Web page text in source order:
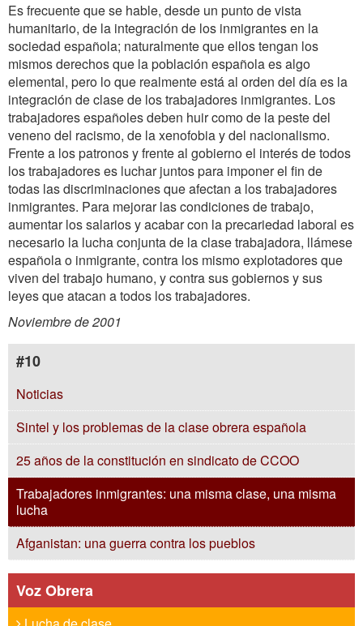
Es frecuente que se hable, desde un punto de vista
humanitario, de la integración de los inmigrantes en la
sociedad española; naturalmente que ellos tengan los
mismos derechos que la población española es algo
elemental, pero lo que realmente está al orden del día es la
integración de clase de los trabajadores inmigrantes. Los
trabajadores españoles deben huir como de la peste del
veneno del racismo, de la xenofobia y del nacionalismo.
Frente a los patronos y frente al gobierno el interés de todos
los trabajadores es luchar juntos para imponer el fin de
todas las discriminaciones que afectan a los trabajadores
inmigrantes. Para mejorar las condiciones de trabajo,
aumentar los salarios y acabar con la precariedad laboral es
necesario la lucha conjunta de la clase trabajadora, llámese
española o inmigrante, contra los mismo explotadores que
viven del trabajo humano, y contra sus gobiernos y sus
leyes que atacan a todos los trabajadores.
Noviembre de 2001
#10
Noticias
Sintel y los problemas de la clase obrera española
25 años de la constitución en sindicato de CCOO
Trabajadores inmigrantes: una misma clase, una misma
lucha
Afganistan: una guerra contra los pueblos
Voz Obrera